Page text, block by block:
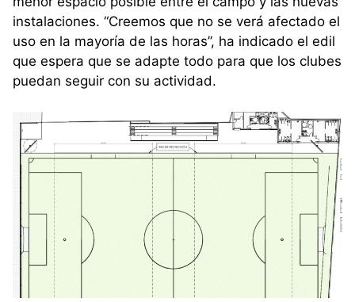
instalaciones. “Creemos que no se verá afectado el
uso en la mayoría de las horas”, ha indicado el edil
que espera que se adapte todo para que los clubes
puedan seguir con su actividad.